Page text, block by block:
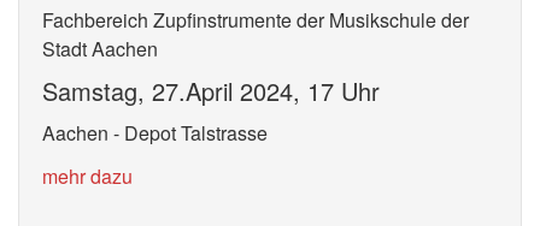
Fachbereich Zupfinstrumente der Musikschule der
Stadt Aachen
Samstag, 27.April 2024, 17 Uhr
Aachen - Depot Talstrasse
mehr dazu